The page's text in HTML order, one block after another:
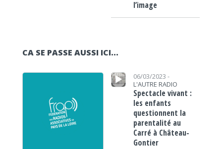
l’image
CA SE PASSE AUSSI ICI...
Lecteur audio
06/03/2023 -
L'AUTRE RADIO
Spectacle vivant :
les enfants
questionnent la
parentalité au
Carré à Château-
Gontier